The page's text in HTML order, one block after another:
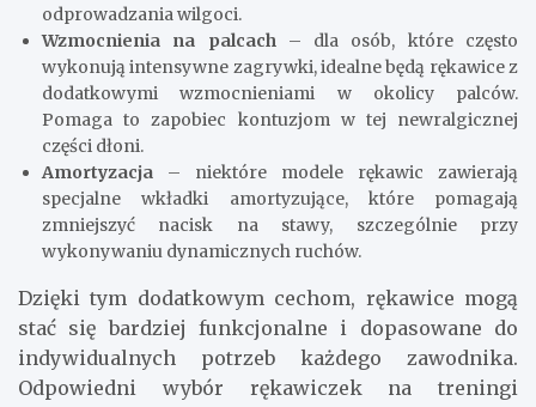
odprowadzania wilgoci.
Wzmocnienia na palcach– dla osób, które często
wykonują intensywne zagrywki, idealne będą rękawice z
dodatkowymi wzmocnieniami w okolicy palców.
Pomaga to zapobiec kontuzjom w tej newralgicznej
części dłoni.
Amortyzacja – niektóre modele rękawic zawierają
specjalne wkładki amortyzujące, które pomagają
zmniejszyć nacisk na stawy, szczególnie przy
wykonywaniu dynamicznych ruchów.
Dzięki tym dodatkowym cechom, rękawice mogą
stać się bardziej funkcjonalne i dopasowane do
indywidualnych potrzeb każdego zawodnika.
Odpowiedni wybór rękawiczek na treningi